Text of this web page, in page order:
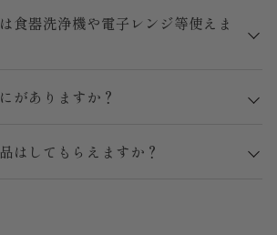
食器洗浄機や電子レンジ等使えま
がありますか？
はしてもらえますか？